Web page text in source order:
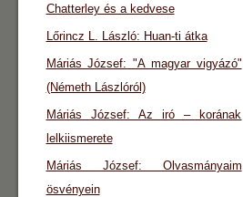
Chatterley és a kedvese
Lőrincz L. László: Huan-ti átka
Máriás József: "A magyar vigyázó"
(Németh Lászlóról)
Máriás József: Az iró – korának
lelkiismerete
Máriás József: Olvasmányaim
ösvényein